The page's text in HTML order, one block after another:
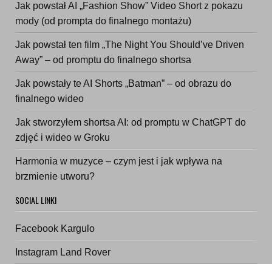
Jak powstał AI „Fashion Show” Video Short z pokazu
mody (od prompta do finalnego montażu)
Jak powstał ten film „The Night You Should’ve Driven
Away” – od promptu do finalnego shortsa
Jak powstały te AI Shorts „Batman” – od obrazu do
finalnego wideo
Jak stworzyłem shortsa AI: od promptu w ChatGPT do
zdjęć i wideo w Groku
Harmonia w muzyce – czym jest i jak wpływa na
brzmienie utworu?
SOCIAL LINKI
Facebook Kargulo
Instagram Land Rover